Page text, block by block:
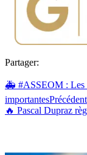
Partager:
🚑 #ASSEOM : Les
importantesPrécédent
🔥 Pascal Dupraz